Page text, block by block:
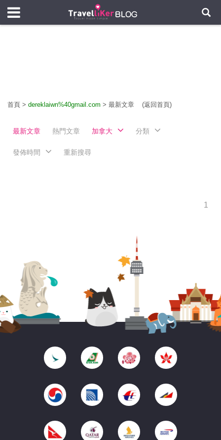
首頁 > dereklaiwn%40gmail.com > 最新文章 (返回首頁)
最新文章 熱門文章 加拿大 分類
發佈時間 重新搜尋
1